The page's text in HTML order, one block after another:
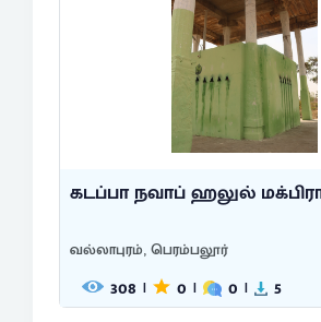
கடப்பா நவாப் ஹலுல் மக்பிரா
வல்லாபுரம், பெரம்பலூர்
308 | 0 | 0 | 5